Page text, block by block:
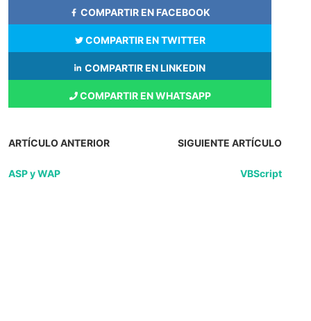
COMPARTIR EN FACEBOOK
COMPARTIR EN TWITTER
COMPARTIR EN LINKEDIN
COMPARTIR EN WHATSAPP
ARTÍCULO ANTERIOR
ASP y WAP
SIGUIENTE ARTÍCULO
VBScript